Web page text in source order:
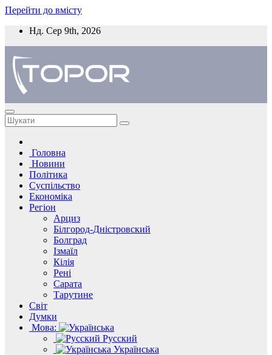
Перейти до вмісту
Нд. Сер 9th, 2026
Головна
Новини
Політика
Суспільство
Економіка
Регіон
Арциз
Білгород-Дністровский
Болград
Ізмаїл
Кілія
Рені
Сарата
Тарутине
Світ
Думки
Мова:
Русский
Українська